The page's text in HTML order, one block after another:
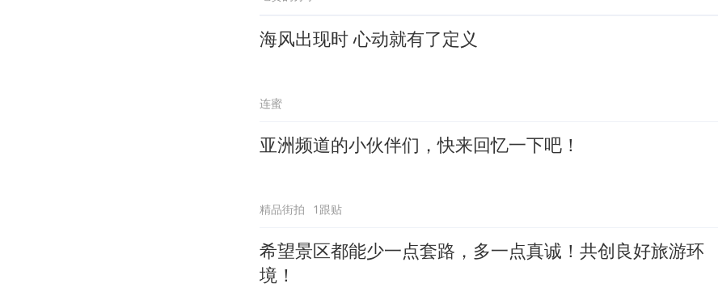
海风出现时 心动就有了定义
连蜜
亚洲频道的小伙伴们，快来回忆一下吧！
精品街拍 1跟贴
希望景区都能少一点套路，多一点真诚！共创良好旅游环
境！